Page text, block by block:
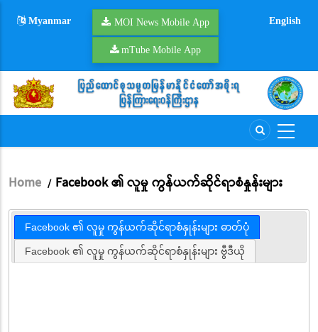
Myanmar MOI News Mobile App
mTube Mobile App
English
Breadcrumb
Home / Facebook ၏ လူမှု ကွန်ယက်ဆိုင်ရာစံနှုန်းများ
Facebook ၏ လူမှု ကွန်ယက်ဆိုင်ရာစံနှုန်းများ ဓာတ်ပုံ
Facebook ၏ လူမှု ကွန်ယက်ဆိုင်ရာစံနှုန်းများ ဗွီဒီယို